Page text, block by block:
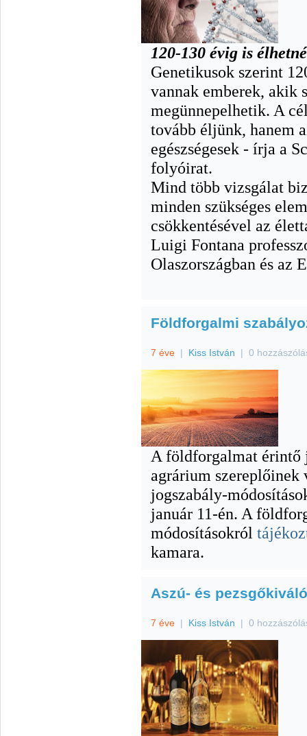
120-130 évig is
Genetikusok szerint
vannak emberek, akik
megünnepelhetik. A
tovább éljünk, hanem
egészségesek - írja a
folyóirat.
Mind több vizsgálat
minden szükséges
csökkentésével az
Luigi Fontana
Olaszországban és az
Földforgalmi
7 éve | Kiss István | 0
A földforgalmat érintő
agrárium szereplőinek
jogszabály-
január 11-én. A
módosításokról
kamara.
Aszú- és
7 éve | Kiss István | 0